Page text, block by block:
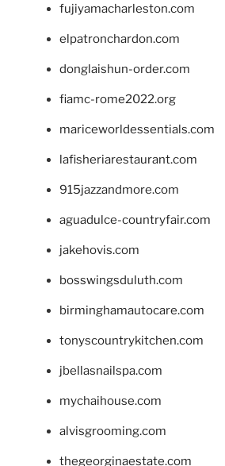
fujiyamacharleston.com
elpatronchardon.com
donglaishun-order.com
fiamc-rome2022.org
mariceworldessentials.com
lafisheriarestaurant.com
915jazzandmore.com
aguadulce-countryfair.com
jakehovis.com
bosswingsduluth.com
birminghamautocare.com
tonyscountrykitchen.com
jbellasnailspa.com
mychaihouse.com
alvisgrooming.com
thegeorginaestate.com